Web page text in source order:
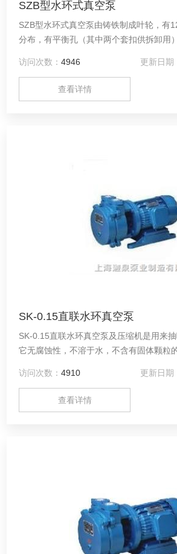
SZB型水环式真空泵
SZB型水环式真空泵由铸铁制成叶轮，有
分布，有平衡孔（其中两个套扣供拆卸用
访问次数：4946 更新日期
查看详情
SK-0.15直联水环真空泵
SK-0.15直联水环真空泵及压缩机是用来
它无腐蚀性，不溶于水，不含有固体颗粒
访问次数：4910 更新日期
查看详情